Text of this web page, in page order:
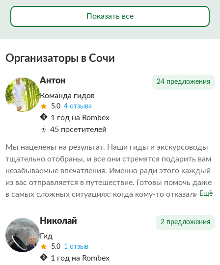
Показать все
Организаторы в Сочи
Антон 24 предложения
Команда гидов
5.0 4 отзыва
1 год на Rombex
45 посетителей
Мы нацелены на результат. Наши гиды и экскурсоводы
тщательно отобраны, и все они стремятся подарить вам
незабываемые впечатления. Именно ради этого каждый
из вас отправляется в путешествие. Готовы помочь даже
в самых сложных ситуациях: когда кому-то отказали в
впечатления от проведенных экскурсий другими
организаторами. Делаем всё возможное, чтобы наши
клиенты остались довольны. А дальше выбор за вами
Ещё
Николай 2 предложения
Гид
5.0 1 отзыв
1 год на Rombex